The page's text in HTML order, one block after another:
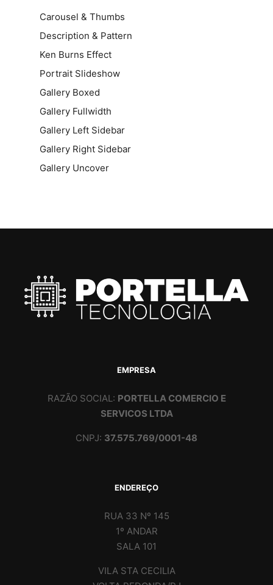
Carousel & Thumbs
Description & Pattern
Ken Burns Effect
Portrait Slideshow
Gallery Boxed
Gallery Fullwidth
Gallery Left Sidebar
Gallery Right Sidebar
Gallery Uncover
EMPRESA
RAZÃO SOCIAL: PORTELLA COMERCIO E
SERVICOS LTDA
CNPJ: 37.575.769/0001-48
ENDEREÇO
RUA 33 Nº 145
1º ANDAR
SALA 101
VILA STA CECILIA